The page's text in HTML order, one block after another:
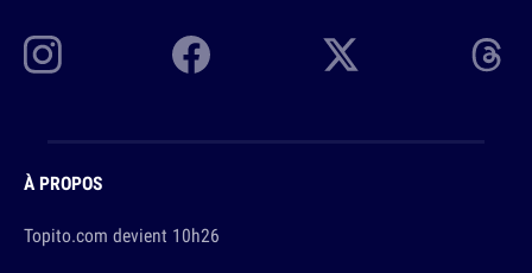
À PROPOS
Topito.com devient 10h26